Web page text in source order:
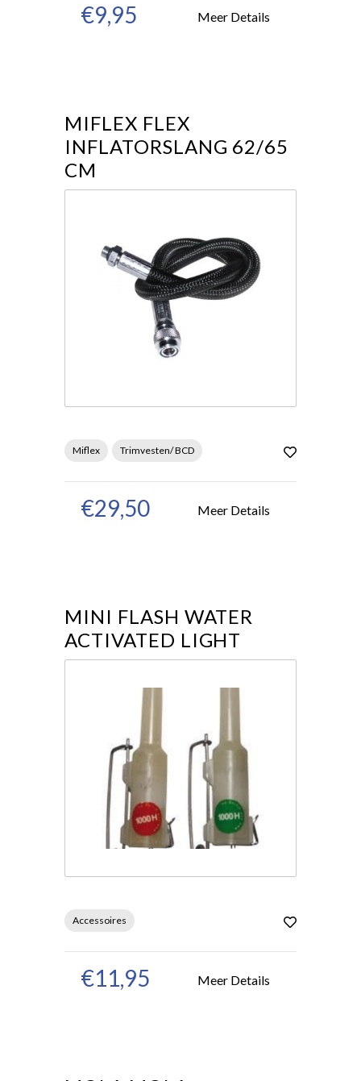
€9,95 Meer Details
MIFLEX FLEX
INFLATORSLANG 62/65
CM
Miflex Trimvesten/ BCD
€29,50 Meer Details
MINI FLASH WATER
ACTIVATED LIGHT
Accessoires
€11,95 Meer Details